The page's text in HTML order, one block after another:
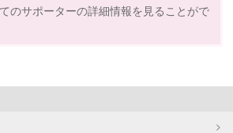
のサポーターの詳細情報を見ることがで